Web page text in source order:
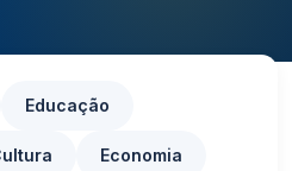
Educação
Economia